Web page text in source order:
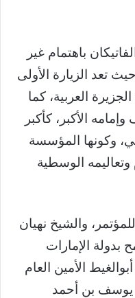
باهتمام غير
تعد الزيارة الأولى
العربية، كما
الأكبر، كأكبر
وكونها المؤسسة
وتعاليمه الوسطية
والشيخ نهيان
بدولة الإمارات
الأمين العام
يوسف بن أحمد